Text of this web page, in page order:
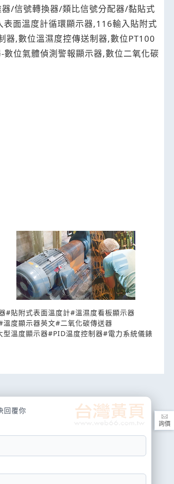
/信號轉換器/類比信號分配器/黏貼式
面溫度計循環顯示器,116輸入貼附式
,數位溫濕度控傳送制器,數位PT100
位氣體偵測警報顯示器,數位二氧化碳
#貼附式表面溫度計#溫濕度看板顯示器
溫度顯示器英文#二氧化碳傳送器
型溫度顯示器#PID温度控制器#電力系統儀錶
回覆你
詢價